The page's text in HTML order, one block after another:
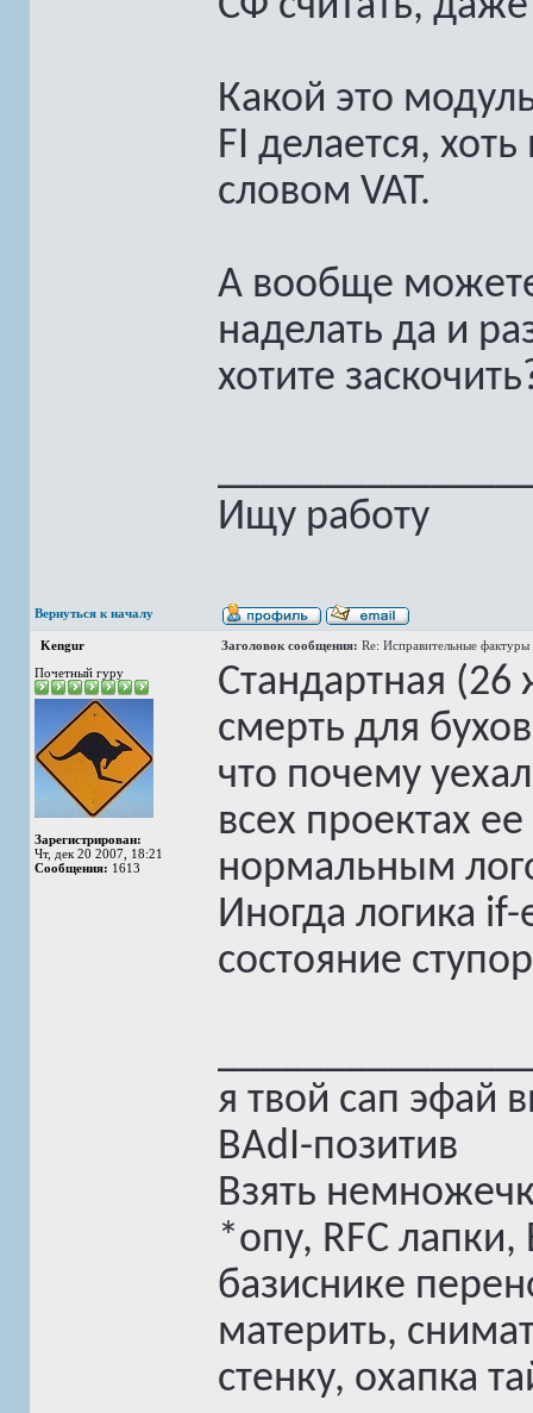
Какой это
FI делается,
словом VAT.
А вообще
наделать да и
хотите
Ищу работу
Вернуться к началу
Kengur Заголовок сообщения: Re: Исправительные фактуры
Почетный гуру
Зарегистрирован:
Чт, дек 20 2007, 18:21
Сообщения: 1613
Стандартная (26
смерть для
что почему
всех проектах
нормальным
Иногда логика
состояние
я твой сап эфай
BAdI-позитив
Взять
*опу, RFC
базиснике
материть,
стенку, охапка